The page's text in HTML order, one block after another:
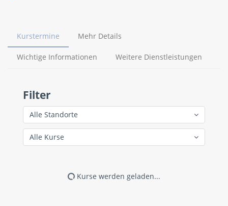
Kurstermine Mehr Details
Wichtige Informationen Weitere Dienstleistungen
Filter
Alle Standorte
Alle Kurse
Kurse werden geladen...